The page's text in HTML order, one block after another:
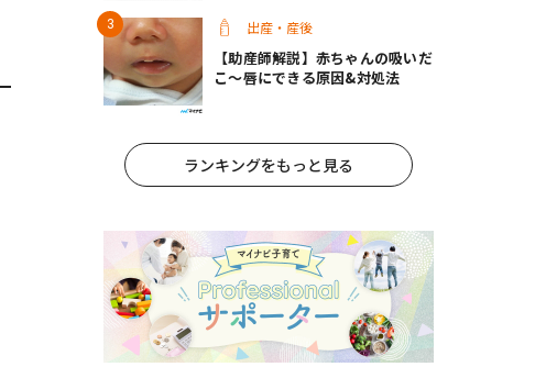
出産・産後
【助産師解説】赤ちゃんの吸いだ
こ〜唇にできる原因&対処法
ランキングをもっと見る